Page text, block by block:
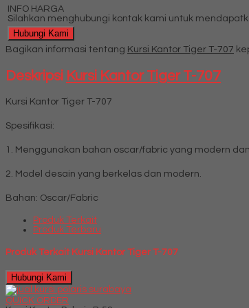
INFO HARGA
Silahkan menghubungi kontak kami untuk
Hubungi Kami
Bagikan informasi tentang Kursi Kantor Tiger T-707
Deskripsi Kursi Kantor Tiger T-707
Kursi Kantor Tiger T-707
Spesifikasi:
1. Menggunakan bahan oscar/fabric yang modern
2. Model desain yang berkelas dan modern.
Bahan: Oscar/Fabric
Produk Terkait
Produk Terbaru
Produk Terkait Kursi Kantor Tiger T-707
Hubungi Kami
QUICK ORDER